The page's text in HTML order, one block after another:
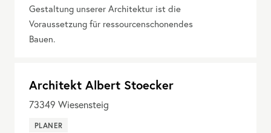
Gestaltung unserer Architektur ist die
Voraussetzung für ressourcenschonendes
Bauen.
Architekt Albert Stoecker
73349 Wiesensteig
PLANER